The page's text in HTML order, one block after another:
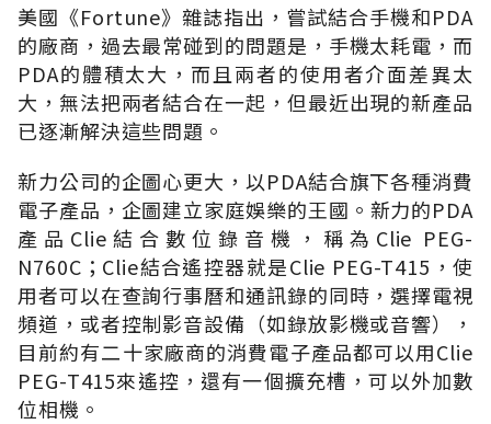
美國《Fortune》雜誌指出，嘗試結合手機和PDA
的廠商，過去最常碰到的問題是，手機太耗電，而
PDA的體積太大，而且兩者的使用者介面差異太
大，無法把兩者結合在一起，但最近出現的新產品
已逐漸解決這些問題。
新力公司的企圖心更大，以PDA結合旗下各種消費
電子產品，企圖建立家庭娛樂的王國。新力的PDA
產品Clie結合數位錄音機，稱為Clie PEG-
N760C；Clie結合遙控器就是Clie PEG-T415，使
用者可以在查詢行事曆和通訊錄的同時，選擇電視
頻道，或者控制影音設備（如錄放影機或音響），
目前約有二十家廠商的消費電子產品都可以用Clie
PEG-T415來遙控，還有一個擴充槽，可以外加數
位相機。